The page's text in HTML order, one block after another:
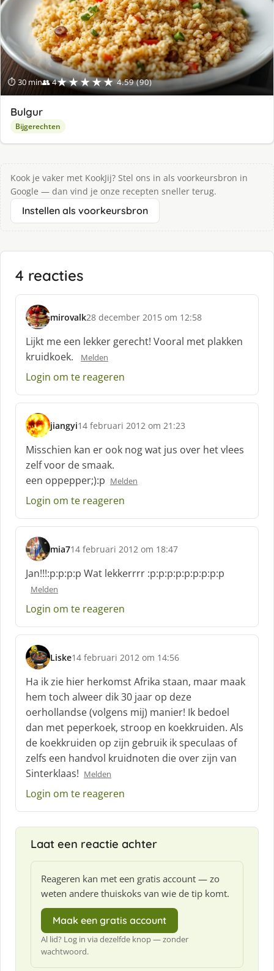
⏱ 30 min👥 4★★★★★ 4.59 (90)
Bulgur
Bijgerechten
Kook je vaker met KookJij? Stel ons in als voorkeursbron in
Google — dan vind je onze recepten sneller terug.
Instellen als voorkeursbron
4 reacties
mirovalk
s
c
h
r
e
f
28 december 2015 om 12:58
Lijkt me een lekker gerecht! Vooral met plakken
kruidkoek.
Melden
Login om te reageren
jiangyi
s
c
h
r
e
e
:
14 februari 2012 om 21:23
Misschien kan er ook nog wat jus over het vlees
zelf voor de smaak.
een oppepper;):p Melden
Login om te reageren
mia7
s
c
h
e
f
14 februari 2012 om 18:47
Jan!!!:p:p:p:p Wat lekkerrrr :p:p:p:p:p:p:p:p:p
Melden
Login om te reageren
Liske
s
c
h
r
e
e
f
14 februari 2012 om 14:56
Ha ik zie hier herkomst Afrika staan, maar maak
hem toch alweer dik 30 jaar op deze
oerhollandse (volgens mij) manier! Ik bedoel
dan met peperkoek, stroop en koekkruiden. Als
de koekkruiden op zijn gebruik ik speculaas of
zelfs een handvol kruidnoten die over zijn van
Sinterklaas! Melden
Login om te reageren
Laat een reactie achter
Reageren kan met een gratis account — zo
weten andere thuiskoks van wie de tip komt.
Maak een gratis account
Al lid? Log in via dezelfde knop — zonder
wachtwoord.